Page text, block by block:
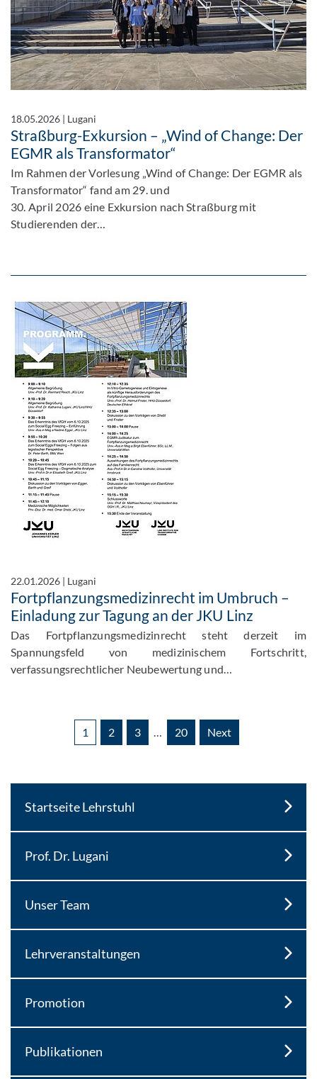
18.05.2026 | Lugani
Straßburg-Exkursion – „Wind of Change: Der
EGMR als Transformator“
Im Rahmen der Vorlesung „Wind of Change: Der EGMR als
Transformator“ fand am 29. und
30. April 2026 eine Exkursion nach Straßburg mit
Studierenden der…
22.01.2026 | Lugani
Fortpflanzungsmedizinrecht im Umbruch –
Einladung zur Tagung an der JKU Linz
Das Fortpflanzungsmedizinrecht steht derzeit im
Spannungsfeld von medizinischem Fortschritt,
verfassungsrechtlicher Neubewertung und…
1 2 3 20 Next
Startseite Lehrstuhl
Prof. Dr. Lugani
Unser Team
Lehrveranstaltungen
Promotion
Publikationen